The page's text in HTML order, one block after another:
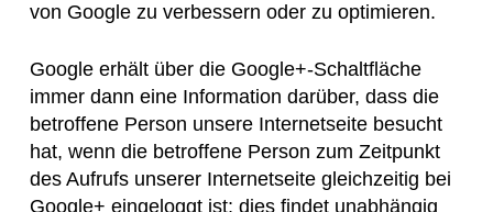
von Google zu verbessern oder zu optimieren.
Google erhält über die Google+-Schaltfläche
immer dann eine Information darüber, dass die
betroffene Person unsere Internetseite besucht
hat, wenn die betroffene Person zum Zeitpunkt
des Aufrufs unserer Internetseite gleichzeitig bei
Google+ eingeloggt ist; dies findet unabhängig